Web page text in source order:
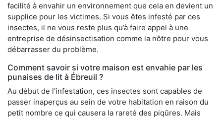
facilité à envahir un environnement que cela en devient un
supplice pour les victimes. Si vous êtes infesté par ces
insectes, il ne vous reste plus qu’à faire appel à une
entreprise de désinsectisation comme la nôtre pour vous
débarrasser du problème.
Comment savoir si votre maison est envahie par les
punaises de lit à Ébreuil ?
Au début de l'infestation, ces insectes sont capables de
passer inaperçus au sein de votre habitation en raison du
petit nombre ce qui causera la rareté des piqûres. Mais